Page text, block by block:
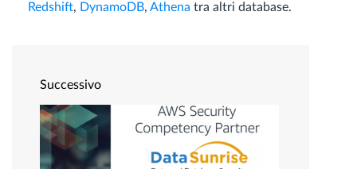
Redshift, DynamoDB, Athena tra altri database.
Successivo